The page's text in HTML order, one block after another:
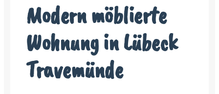
Modern möblierte
Wohnung in Lübeck
Travemünde